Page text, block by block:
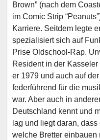
Brown” (nach dem
im Comic Strip
Karriere. Seitdem legte
spezialisiert sich auf
Prise Oldschool-Rap.
Resident in der
er 1979 und auch auf
federführend für die
war. Aber auch in
Deutschland kennt und
lag und liegt daran,
welche Bretter einbauen